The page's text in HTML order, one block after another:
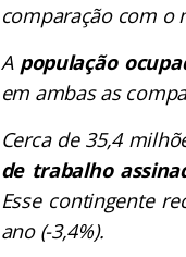
comparação com o
A população
em ambas as
Cerca de 35,4
de trabalho
Esse contingente
ano (-3,4%).